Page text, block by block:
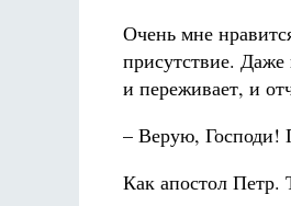
Очень мне
присутствие.
и переживает, и
– Верую, Господи!
Как апостол Петр.